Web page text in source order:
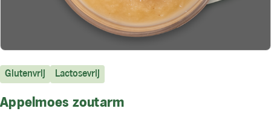
Glutenvrij Lactosevrij
Appelmoes zoutarm